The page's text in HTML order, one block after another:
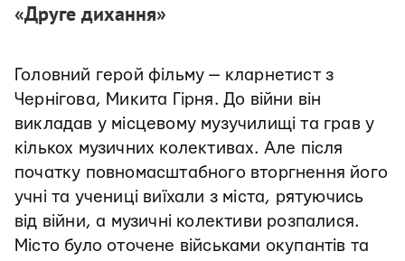
«Друге дихання»
Головний герой фільму — кларнетист з
Чернігова, Микита Гірня. До війни він
викладав у місцевому музучилищі та грав у
кількох музичних колективах. Але після
початку повномасштабного вторгнення його
учні та учениці виїхали з міста, рятуючись
від війни, а музичні колективи розпалися.
Місто було оточене військами окупантів та